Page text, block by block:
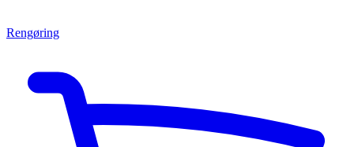
Rengøring